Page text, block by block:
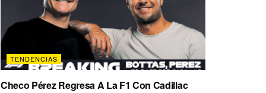
TENDENCIAS
Checo Pérez Regresa A La F1 Con Cadillac